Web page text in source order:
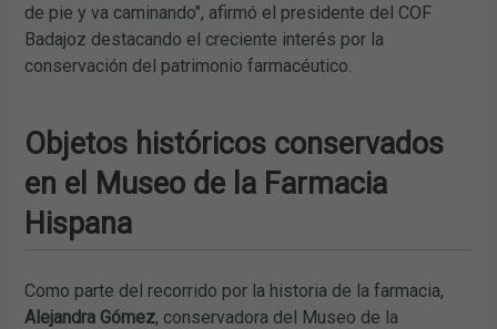
de pie y va caminando", afirmó el presidente del COF
Badajoz destacando el creciente interés por la
conservación del patrimonio farmacéutico.
Objetos históricos conservados
en el Museo de la Farmacia
Hispana
Como parte del recorrido por la historia de la farmacia,
Alejandra Gómez, conservadora del Museo de la